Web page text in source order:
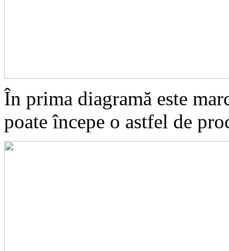
În prima diagramă este
poate începe o astfel de